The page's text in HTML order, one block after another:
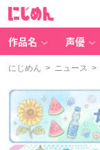
作品名 声優
にじめん > ニュース >